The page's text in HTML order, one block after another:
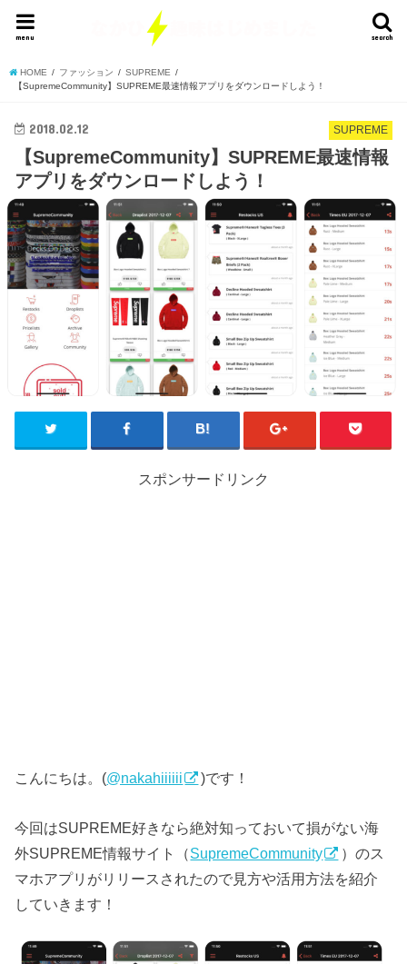
search
menu
HOME ファッション
SUPREME
【SupremeCommunity】SUPREME最速情報アプリをダウンロードしよう！
SUPREME
2018.02.12
【SupremeCommunity】SUPREME最速情報
アプリをダウンロードしよう！
スポンサードリンク
こんにちは。(@nakahiiiiii )です！
今回はSUPREME好きなら絶対知っておいて損がない海
外SUPREME情報サイト（SupremeCommunity
）のス
マホアプリがリリースされたので見方や活用方法を紹介
していきます！